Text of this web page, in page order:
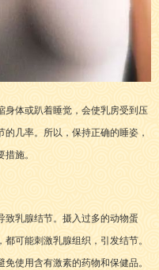
身体或趴着睡觉，会使乳房受到压
几率。所以，保持正确的睡姿，
施。
致乳腺结节。摄入过多的动物蛋
可能刺激乳腺组织，引发结节。
使用含有激素的药物和保健品。